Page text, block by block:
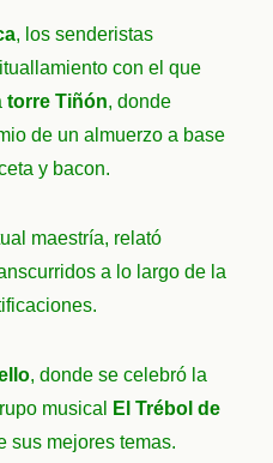
, los senderistas
con el que
torre Tiñón, donde
de un almuerzo a base
y bacon.
maestría, relató
a lo largo de la
, donde se celebró la
musical
El Trébol de
sus mejores temas.